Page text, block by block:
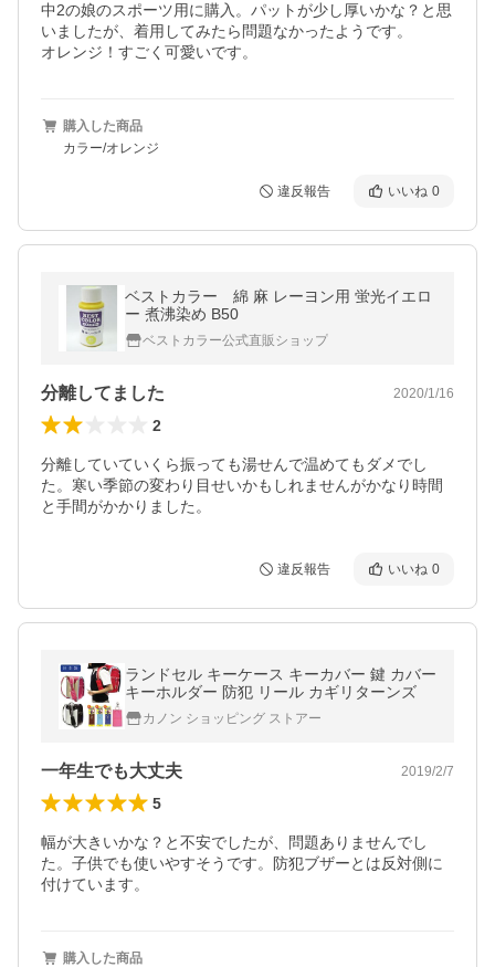
中2の娘のスポーツ用に購入。パットが少し厚いかな？と思
いましたが、着用してみたら問題なかったようです。
オレンジ！すごく可愛いです。
購入した商品
カラー/オレンジ
違反報告 いいね 0
ベストカラー 綿 麻 レーヨン用 蛍光イエロ
ー 煮沸染め B50
ベストカラー公式直販ショップ
分離してました 2020/1/16
2
分離していていくら振っても湯せんで温めてもダメでし
た。寒い季節の変わり目せいかもしれませんがかなり時間
と手間がかかりました。
違反報告 いいね 0
ランドセル キーケース キーカバー 鍵 カバー
キーホルダー 防犯 リール カギリターンズ
カノン ショッピング ストアー
一年生でも大丈夫 2019/2/7
5
幅が大きいかな？と不安でしたが、問題ありませんでし
た。子供でも使いやすそうです。防犯ブザーとは反対側に
付けています。
購入した商品